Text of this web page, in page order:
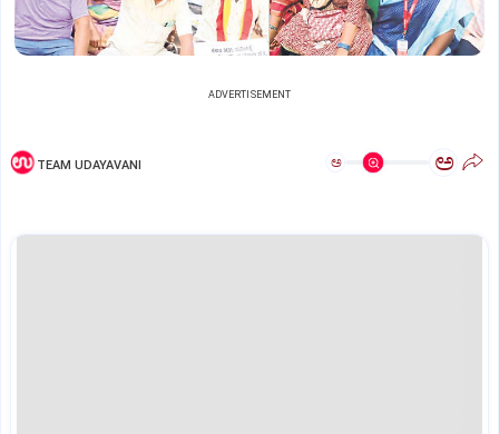
ADVERTISEMENT
TEAM UDAYAVANI ಅ ಅ